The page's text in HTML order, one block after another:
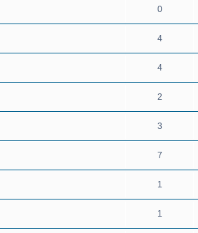
0
4
4
2
3
7
1
1